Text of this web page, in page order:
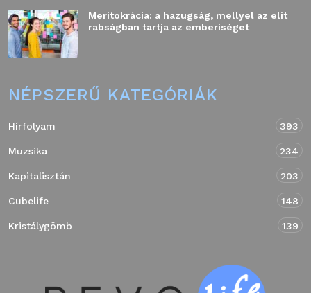
Meritokrácia: a hazugság, mellyel az elit
rabságban tartja az emberiséget
NÉPSZERŰ KATEGÓRIÁK
Hírfolyam 393
Muzsika 234
Kapitalisztán 203
Cubelife 148
Kristálygömb 139